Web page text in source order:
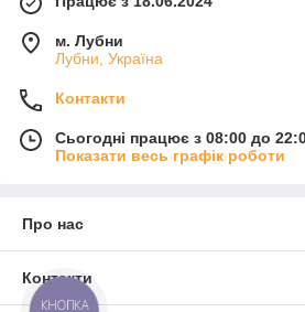
м. Лубни
Лубни, Україна
Контакти
Сьогодні працює з 08:00 до
Показати весь графік роботи
Про нас
Контакти
КНОПКА